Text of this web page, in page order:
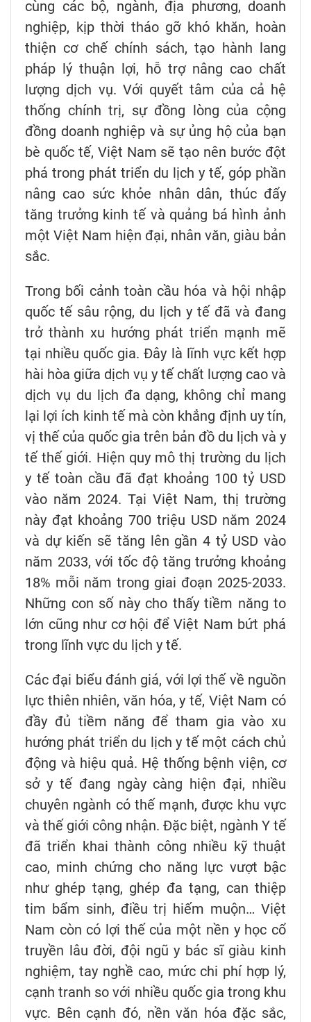
cùng các bộ, ngành, địa phương, doanh
nghiệp, kịp thời tháo gỡ khó khăn, hoàn
thiện cơ chế chính sách, tạo hành lang
pháp lý thuận lợi, hỗ trợ nâng cao chất
lượng dịch vụ. Với quyết tâm của cả hệ
thống chính trị, sự đồng lòng của cộng
đồng doanh nghiệp và sự ủng hộ của bạn
bè quốc tế, Việt Nam sẽ tạo nên bước đột
phá trong phát triển du lịch y tế, góp phần
nâng cao sức khỏe nhân dân, thúc đẩy
tăng trưởng kinh tế và quảng bá hình ảnh
một Việt Nam hiện đại, nhân văn, giàu bản
sắc.
Trong bối cảnh toàn cầu hóa và hội nhập
quốc tế sâu rộng, du lịch y tế đã và đang
trở thành xu hướng phát triển mạnh mẽ
tại nhiều quốc gia. Đây là lĩnh vực kết hợp
hài hòa giữa dịch vụ y tế chất lượng cao và
dịch vụ du lịch đa dạng, không chỉ mang
lại lợi ích kinh tế mà còn khẳng định uy tín,
vị thế của quốc gia trên bản đồ du lịch và y
tế thế giới. Hiện quy mô thị trường du lịch
y tế toàn cầu đã đạt khoảng 100 tỷ USD
vào năm 2024. Tại Việt Nam, thị trường
này đạt khoảng 700 triệu USD năm 2024
và dự kiến sẽ tăng lên gần 4 tỷ USD vào
năm 2033, với tốc độ tăng trưởng khoảng
18% mỗi năm trong giai đoạn 2025-2033.
Những con số này cho thấy tiềm năng to
lớn cũng như cơ hội để Việt Nam bứt phá
trong lĩnh vực du lịch y tế.
Các đại biểu đánh giá, với lợi thế về nguồn
lực thiên nhiên, văn hóa, y tế, Việt Nam có
đầy đủ tiềm năng để tham gia vào xu
hướng phát triển du lịch y tế một cách chủ
động và hiệu quả. Hệ thống bệnh viện, cơ
sở y tế đang ngày càng hiện đại, nhiều
chuyên ngành có thế mạnh, được khu vực
và thế giới công nhận. Đặc biệt, ngành Y tế
đã triển khai thành công nhiều kỹ thuật
cao, minh chứng cho năng lực vượt bậc
như ghép tạng, ghép đa tạng, can thiệp
tim bẩm sinh, điều trị hiếm muộn… Việt
Nam còn có lợi thế của một nền y học cổ
truyền lâu đời, đội ngũ y bác sĩ giàu kinh
nghiệm, tay nghề cao, mức chi phí hợp lý,
cạnh tranh so với nhiều quốc gia trong khu
vực. Bên cạnh đó, nền văn hóa đặc sắc,